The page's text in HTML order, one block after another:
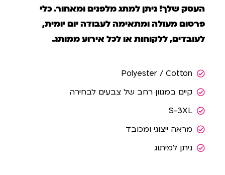
העסק שלך! ניתן למתג מלפנים ומאחור. כלי
פרסום מעולה ומתאימה לעבודה יום יומית,
לעובדים, ללקוחות או לכל אירוע ממותג.
Polyester / Cotton
קיים במגוון רחב של צבעים לבחירה
S-3XL
מראה ייצוגי ומכובד
ניתן למיתוג